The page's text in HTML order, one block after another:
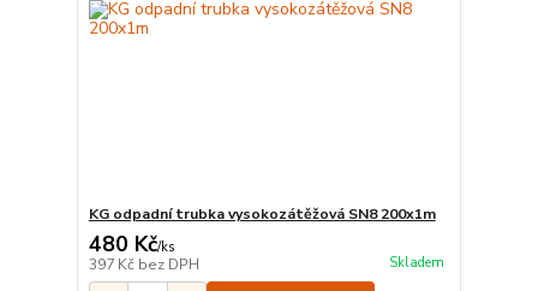
KG odpadní trubka vysokozátěžová SN8 200x1m
480 Kč/ks
397 Kč bez DPH Skladem